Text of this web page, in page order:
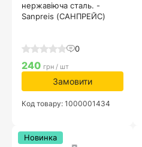
нержавіюча сталь. -
Sanpreis (САНПРЕЙС)
0
240 грн / шт
Замовити
Код товару: 1000001434
Новинка